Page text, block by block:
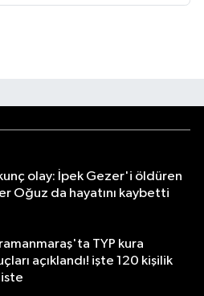
olay: İpek Gezer'i öldüren
Oğuz da hayatını kaybetti
TYP kura
açıklandı! işte 120 kişilik